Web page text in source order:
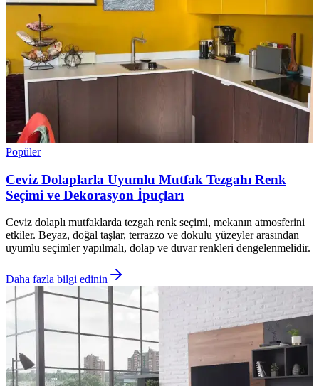
Popüler
Ceviz Dolaplarla Uyumlu Mutfak Tezgahı Renk
Seçimi ve Dekorasyon İpuçları
Ceviz dolaplı mutfaklarda tezgah renk seçimi, mekanın atmosferini
etkiler. Beyaz, doğal taşlar, terrazzo ve dokulu yüzeyler arasından
uyumlu seçimler yapılmalı, dolap ve duvar renkleri dengelenmelidir.
Daha fazla bilgi edinin